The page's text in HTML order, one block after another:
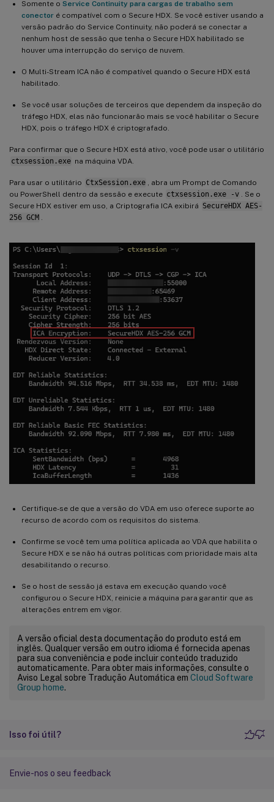
Somente o Service Continuity para cargas de trabalho sem
conector é compatível com o Secure HDX. Se você estiver usando a
versão padrão do Service Continuity, não poderá se conectar a
nenhum host de sessão que tenha o Secure HDX habilitado se
houver uma interrupção do serviço de nuvem.
O Multi-Stream ICA não é compatível quando o Secure HDX está
habilitado.
Se você usar soluções de terceiros que dependem da inspeção do
tráfego HDX, elas não funcionarão mais se você habilitar o Secure
HDX, pois o tráfego HDX é criptografado.
Para confirmar que o Secure HDX está ativo, você pode usar o utilitário
ctxsession.exe na máquina VDA.
Para usar o utilitário CtxSession.exe
, abra um Prompt de Comando
ou PowerShell dentro da sessão e execute ctxsession.exe -v
. Se o
Secure HDX estiver em uso, a Criptografia ICA exibirá SecureHDX AES-
256 GCM
Certifique-se de que a versão do VDA em uso oferece suporte ao
recurso de acordo com os requisitos do sistema.
Confirme se você tem uma política aplicada ao VDA que habilita o
Secure HDX e se não há outras políticas com prioridade mais alta
desabilitando o recurso.
Se o host de sessão já estava em execução quando você
configurou o Secure HDX, reinicie a máquina para garantir que as
alterações entrem em vigor.
A versão oficial desta documentação do produto está em
inglês. Qualquer versão em outro idioma é fornecida apenas
para sua conveniência e pode incluir conteúdo traduzido
automaticamente. Para obter mais informações, consulte o
Aviso Legal sobre Tradução Automática em Cloud Software
Group home.
Isso foi útil?
Envie-nos o seu feedback